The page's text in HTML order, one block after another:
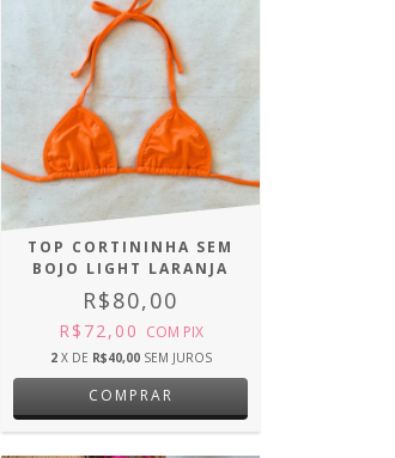
TOP CORTININHA SEM
BOJO LIGHT LARANJA
R$80,00
R$72,00 COM PIX
2 X DE R$40,00 SEM JUROS
COMPRAR